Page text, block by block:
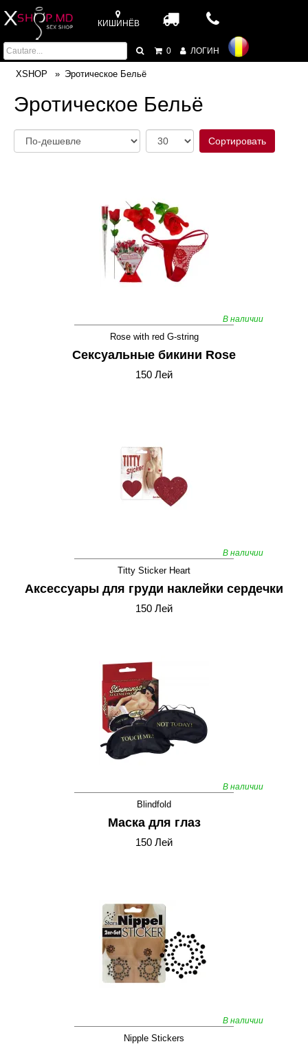
КИШИНЁВ
0 ЛОГИН
XSHOP Эротическое Бельё
Эротическое Бельё
Сортировать
В наличии
Rose with red G-string
Сексуальные бикини Rose
150 Лей
В наличии
Titty Sticker Heart
Аксессуары для груди наклейки сердечки
150 Лей
В наличии
Blindfold
Маска для глаз
150 Лей
В наличии
Nipple Stickers